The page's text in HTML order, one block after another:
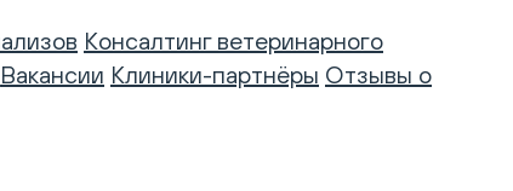
Консалтинг ветеринарного
Вакансии Клиники-партнёры Отзывы о